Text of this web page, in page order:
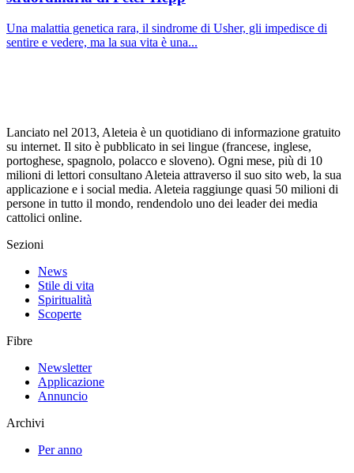
Una malattia genetica rara, il sindrome di Usher, gli impedisce di
sentire e vedere, ma la sua vita è una...
Lanciato nel 2013, Aleteia è un quotidiano di informazione gratuito
su internet. Il sito è pubblicato in sei lingue (francese, inglese,
portoghese, spagnolo, polacco e sloveno). Ogni mese, più di 10
milioni di lettori consultano Aleteia attraverso il suo sito web, la sua
applicazione e i social media. Aleteia raggiunge quasi 50 milioni di
persone in tutto il mondo, rendendolo uno dei leader dei media
cattolici online.
Sezioni
News
Stile di vita
Spiritualità
Scoperte
Fibre
Newsletter
Applicazione
Annuncio
Archivi
Per anno